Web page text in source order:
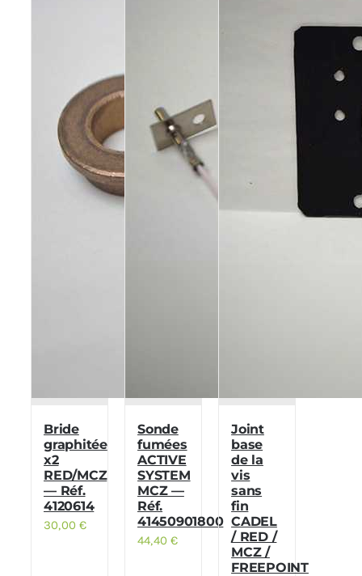
Bride
graphitée
x2
RED/MCZ
— Réf.
4120614
30,00€
Sonde
fumées
ACTIVE
SYSTEM
MCZ —
Réf.
41450901800
44,40€
Joint
base
de la
vis
sans
fin
CADEL
/ RED /
MCZ /
FREEPOINT